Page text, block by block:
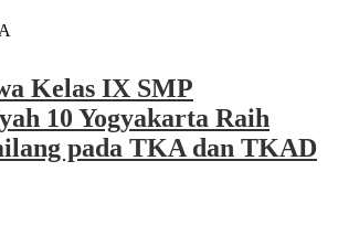
Kelas IX SMP
10 Yogyakarta Raih
pada TKA dan TKAD